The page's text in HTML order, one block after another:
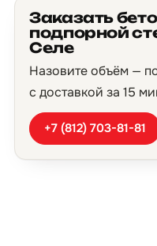
Заказать
подпорной
Селе
Назовите объём —
с доставкой за 15
+7 (812) 703-81-81